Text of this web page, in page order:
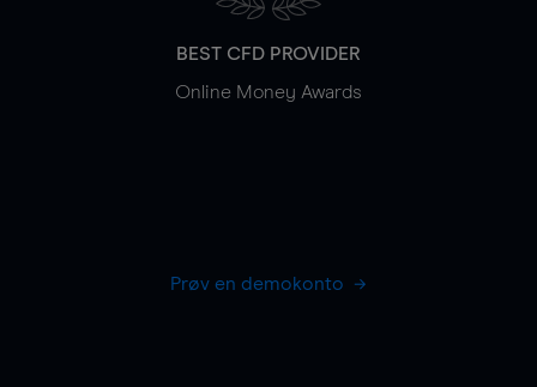
BEST CFD PROVIDER
Online Money Awards
Prøv en demokonto